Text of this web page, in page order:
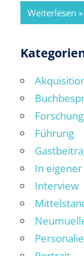
Weiterlesen
Forschung
Führung
In eigener
Interview
Personalie